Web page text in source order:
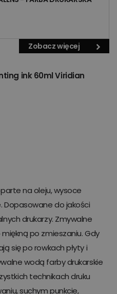
Zobacz więcej
ink 60ml Viridian
na oleju, wysoce
Dopasowane do jakości
drukarzy. Zmywalne
po zmieszaniu. Gdy
się po rowkach płyty i
wodą farby drukarskie
technikach druku
suchym punkcie,